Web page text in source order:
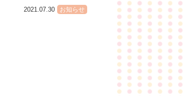
2021.07.30 お知らせ